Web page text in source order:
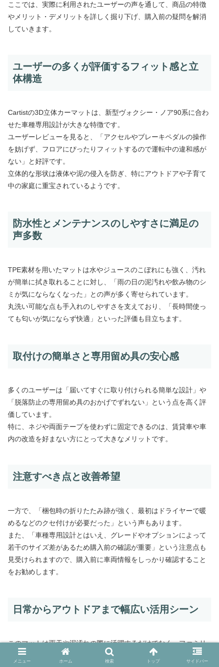
ここでは、実際に利用されたユーザーの声を通して、商品の特徴
やメリット・デメリットを詳しく掘り下げ、購入前の疑問を解消
していきます。
ユーザーの多くが評価するフィット感と立
体構造
Cartistの3D立体カーマットは、新型ヴォクシー・ノア90系に合わ
せた車種専用設計が大きな特徴です。
ユーザーレビューを見ると、「アクセルやブレーキペダルの操作
を妨げず、フロアにぴったりフィットするので運転中の違和感が
ない」と好評です。
立体的な形状は液体や泥の侵入を防ぎ、特にアウトドアや子育て
中の家庭に重宝されているようです。
防水性とメンテナンスのしやすさに満足の
声多数
TPE素材を用いたマットは水やジュースのこぼれにも強く、汚れ
が簡単に拭き取れることに対し、「雨の日の泥汚れや飲み物のシ
ミが気にならなくなった」との声が多く寄せられています。
丸洗い可能な点も手入れのしやすさを支えており、「長時間使っ
ても匂いが気にならず快適」といった評価も目立ちます。
取付けの簡単さと専用留め具の安心感
多くのユーザーは「届いてすぐに取り付けられる簡単な設計」や
「脱落防止の専用留め具のおかげでずれない」という点を高く評
価しています。
特に、ネジや両面テープを使わずに固定できるのは、賃貸車や車
内の改造を好まない方にとって大きなメリットです。
注意すべき点と改善希望
一方で、「梱包時の折りたたみ跡が強く、最初はドライヤーで暖
めるなどのクセ付けが必要だった」という声もあります。
また、「車種専用設計とはいえ、グレードやオプションによって
若干のサイズ差があるため購入前の確認が重要」という注意点も
見受けられますので、購入前に車両情報をしっかり確認すること
をお勧めします。
日常からアウトドアまで幅広い活用シーン
このマットは雨天や泥汚れの際に活躍するだけでなく、ファミリ
ーカーとして使う方の食べこぼし対策やペットとのドライブにも
メニュー ホーム 検索 トップ サイドバー